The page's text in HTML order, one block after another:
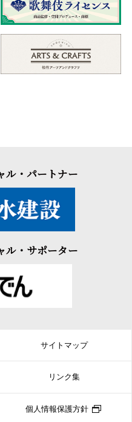
ル・パートナー
ル・サポーター
サイトマップ
リンク集
個人情報保護方針